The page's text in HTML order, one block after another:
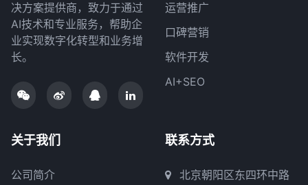
决方案提供商，致力于通过
AI技术和专业服务，帮助企
业实现数字化转型和业务增
长。
运营推广
口碑营销
软件开发
AI+SEO
关于我们
公司简介
联系方式
北京朝阳区东四环中路